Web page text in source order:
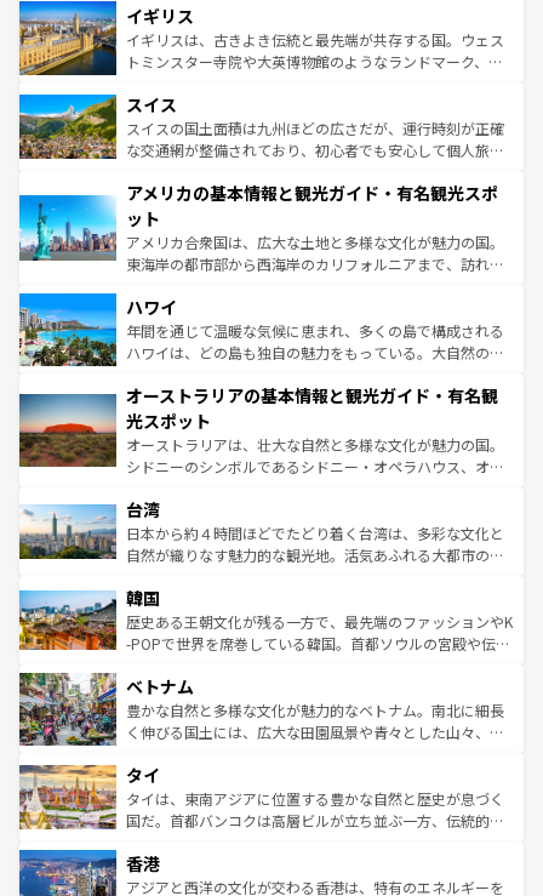
香り高いラベンダー畑など、多彩な楽しみ方が可能だ。さ
らに、パリ以外の地域にも魅力が溢れており、どの街角に
も豊かな歴史と文化が息づいている。パリ以外の個性あふ
を参照してほしい。
顔を持つこの国は、どこを歩いても飽きることがない。ベ
ルリンの文化的活気、バイエルン州のアルプスの絶景、そ
してライン川沿いのワイン畑といった風景は必見。ビール
は、お酒好きな人にはぜひ体験してほしい。 なお、新着の
ドイツ情報はコンテンツ一覧を参照してほしい。
イギリス
イギリスは、古きよき伝統と最先端が共存する国。ウェス
トミンスター寺院や大英博物館のようなランドマーク、歴
リアごとに異なる魅力がある。また、優雅なアフタヌーン
ティー、ビール好きにはたまらない英国パブ、サッカー観
戦など、本場だからこそできる体験も豊富。イギリスを旅
ンツ一覧を参照してほしい。
スイス
スイスの国土面積は九州ほどの広さだが、運行時刻が正確
な交通網が整備されており、初心者でも安心して個人旅行
の建物がそのまま残る町や、スイスならではのユニークな
博物館もあり、アルプス観光だけでなく町歩きも満喫する
ことができる。国民の所得が高いため物価も高いが、旅行
者向けの交通パス提供のサービスもあり、うまく活用すれ
着のスイス情報は
アメリカの基本情報と観光ガイド・有名観光スポ
ット
アメリカ合衆国は、広大な土地と多様な文化が魅力の国。
東海岸の都市部から西海岸のカリフォルニアまで、訪れる
のような巨大都市は、観光、ショッピング、エンターテイ
ンメントが詰まった刺激的なスポットだ。一方、アメリカ
西部には大自然が広がり、グランドキャニオンやイエロー
部のニューオーリンズでは、音楽と美食が融合した独特の
文化が魅力。旅行者はアメリカの各地域で異なる魅力を楽
しみながら、その多様性と豊かな歴史を感じることができ
るだろう。車でのロードトリップや列車の旅も、アメリカ
情報は
ハワイ
年間を通じて温暖な気候に恵まれ、多くの島で構成される
ハワイは、どの島も独自の魅力をもっている。大自然の神
ワイ島は見逃せない。また、定番の観光地といえばオアフ
島だが、静かな自然を求めるならマウイ島やカウアイ島が
おすすめ。エメラルドグリーンに輝く海をはじめ、豊かな
文化や歴史が息づいている。「アロハスピリット」と呼ば
人々、おいしいローカルフードやハワイアンミュージッ
ク、伝統的なフラダンスなど、すべてがハワイの魅力を彩
っている。訪れるたびに新しい発見と感動が待っているハ
はコンテンツ一覧
オーストラリアの基本情報と観光ガイド・有名観
光スポット
オーストラリアは、壮大な自然と多様な文化が魅力の国。
シドニーのシンボルであるシドニー・オペラハウス、オー
リアリーフや大陸中央部にそびえるウルル（エアーズロッ
ク）、タスマニアの美しい原生林やケアンズの熱帯雨林な
ど、見どころがたくさん。また、カフェやワイン、オージ
いる。アクティビティも充実しており、サーフィンやダイ
ビング、ハイキングなど、アウトドア好きにはたまらな
い。オーストラリアの多彩な魅力を存分に味わいつくそ
参照してほしい。
台湾
日本から約４時間ほどでたどり着く台湾は、多彩な文化と
自然が織りなす魅力的な観光地。活気あふれる大都市の台
ン）、静ひつな山岳地帯である台湾東部など、都市の喧騒
と山間の静けさが共存しており、訪れる人に新しい発見と
驚きをもたらしてくれる。また、奥深い台湾の食文化も魅
容にもいいと評判のスイーツなど、バラエティ豊かな料理
が味わえる。 なお、新着の台湾情報は コンテンツ一覧を参
照してほしい。
韓国
歴史ある王朝文化が残る一方で、最先端のファッションやK
-POPで世界を席巻している韓国。首都ソウルの宮殿や伝統
き、地方に足を延ばせば四季折々の自然美を楽しむことが
できる。そして、キムチや焼肉、絶品のストリートフード
まで、さまざまな韓国料理が待っている。夜には、韓国な
リティに包まれながら、韓国の多彩な魅力を心ゆくまで味
わってみてほしい。 なお、新着の韓国情報はコンテンツ一
覧を参照してほしい。
ベトナム
豊かな自然と多様な文化が魅力的なベトナム。南北に細長
く伸びる国土には、広大な田園風景や青々とした山々、世
急速な発展と共に伝統が息づく。ハノイの古い町並みやホ
ーチミン市のフランス統治時代の建物も、独特の雰囲気を
醸し出している。また、バラエティの豊かさとおいしさで
とつ。フォーやバインミー、ベトナムコーヒーなどは、ぜ
ひ現地で味わいたい。どの地域を訪れてもあたたかい人々
タイ
タイは、東南アジアに位置する豊かな自然と歴史が息づく
国だ。首都バンコクは高層ビルが立ち並ぶ一方、伝統的な
の活気が交差している。北部ではチェンマイなどの山岳地
帯で自然と触れ合い、南部ではプーケットやクラビの美し
香港
アジアと西洋の文化が交わる香港は、特有のエネルギーを